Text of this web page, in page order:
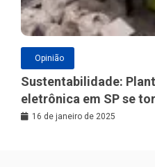
Opinião
Sustentabilidade:
eletrônica em SP se
Latina
16 de janeiro de 2025